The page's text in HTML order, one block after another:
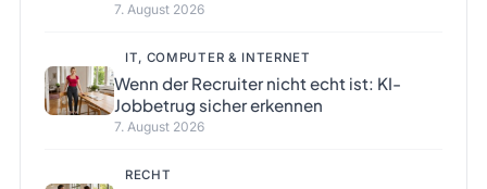
7. August 2026
IT, COMPUTER & INTERNET
Wenn der Recruiter nicht echt ist: KI-
Jobbetrug sicher erkennen
7. August 2026
RECHT